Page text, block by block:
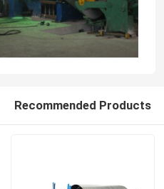
Recommended Products